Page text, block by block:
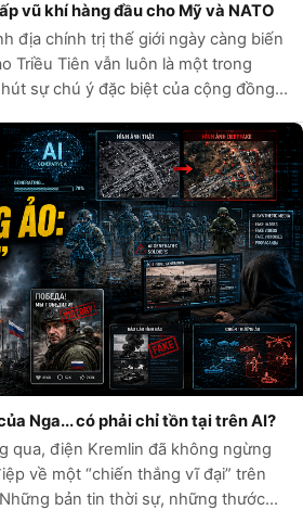
vũ khí hàng đầu cho Mỹ và NATO
địa chính trị thế giới ngày càng biến
Triều Tiên vẫn luôn là một trong
sự chú ý đặc biệt của cộng đồng
Nga... có phải chỉ tồn tại trên AI?
qua, điện Kremlin đã không ngừng
về một “chiến thắng vĩ đại” trên
bản tin thời sự, những thước